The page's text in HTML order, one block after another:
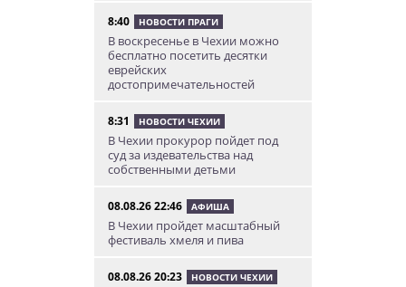
8:40 НОВОСТИ ПРАГИ
В воскресенье в Чехии можно
бесплатно посетить десятки
еврейских
достопримечательностей
8:31 НОВОСТИ ЧЕХИИ
В Чехии прокурор пойдет под
суд за издевательства над
собственными детьми
08.08.26 22:46 АФИША
В Чехии пройдет масштабный
фестиваль хмеля и пива
08.08.26 20:23 НОВОСТИ ЧЕХИИ